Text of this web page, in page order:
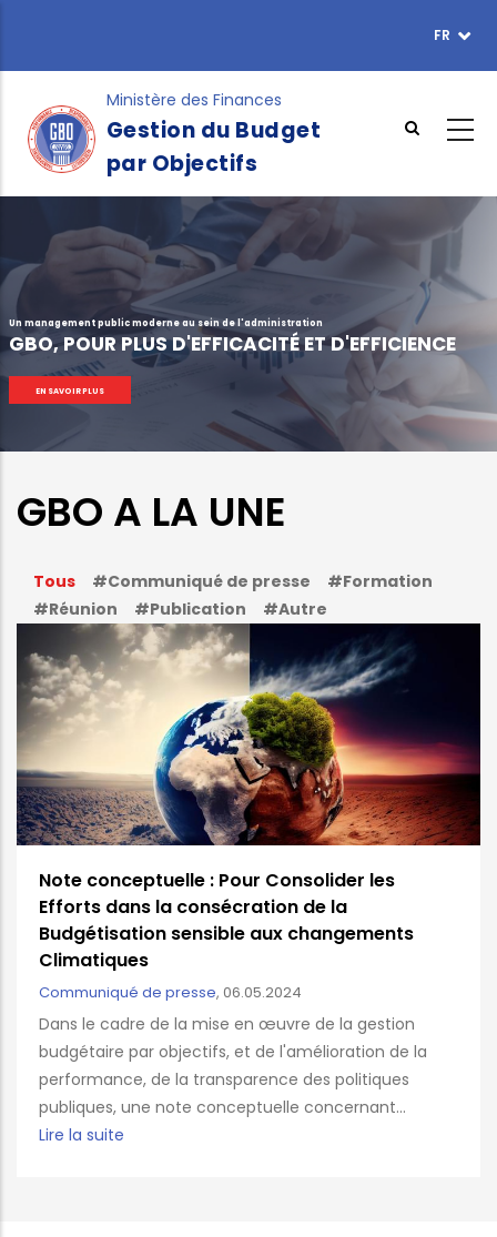
contenu
FR
Ministère des Finances
Gestion du Budget
par Objectifs
Un management public moderne au sein de l'administration
GBO, POUR PLUS D'EFFICACITÉ ET D'EFFICIENCE
EN SAVOIR PLUS
GBO A LA UNE
Tous #Communiqué de presse
#Formation
#Réunion
#Publication #Autre
Note conceptuelle : Pour Consolider les
Efforts dans la consécration de la
Budgétisation sensible aux changements
Climatiques
Communiqué de presse, 06.05.2024
Dans le cadre de la mise en œuvre de la gestion
budgétaire par objectifs, et de l'amélioration de la
performance, de la transparence des politiques
publiques, une note conceptuelle concernant...
Lire la suite